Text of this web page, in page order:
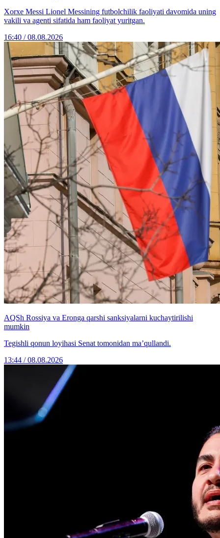
Xorxe Messi Lionel Messining futbolchilik faoliyati davomida uning
vakili va agenti sifatida ham faoliyat yuritgan.
16:40 / 08.08.2026
AQSh Rossiya va Eronga qarshi sanksiyalarni kuchaytirilishi
mumkin
Tegishli qonun loyihasi Senat tomonidan ma’qullandi.
13:44 / 08.08.2026